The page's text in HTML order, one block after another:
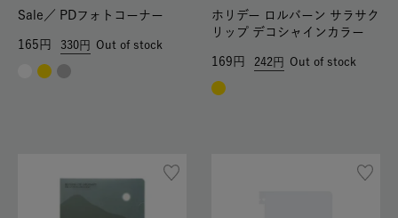
Sale／ PDフォトコーナー
330
165 Out of stock
ホリデー ロルバーン サラサク
リップ デコシャインカラー
242
169 Out of stock